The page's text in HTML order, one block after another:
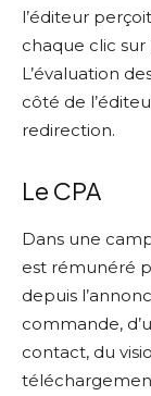
l’éditeur
chaque clic sur
L’évaluation
côté de
redirection.
Le CPA
Dans une
est rémunéré
depuis
commande,
contact, du